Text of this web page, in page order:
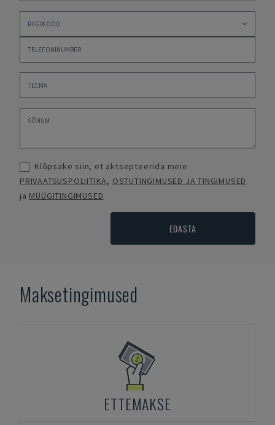
Klõpsake siin, et aktsepteerida meie
PRIVAATSUSPOLIITIKA, OSTUTINGIMUSED JA TINGIMUSED
ja MÜÜGITINGIMUSED
EDASTA
Maksetingimused
ETTEMAKSE